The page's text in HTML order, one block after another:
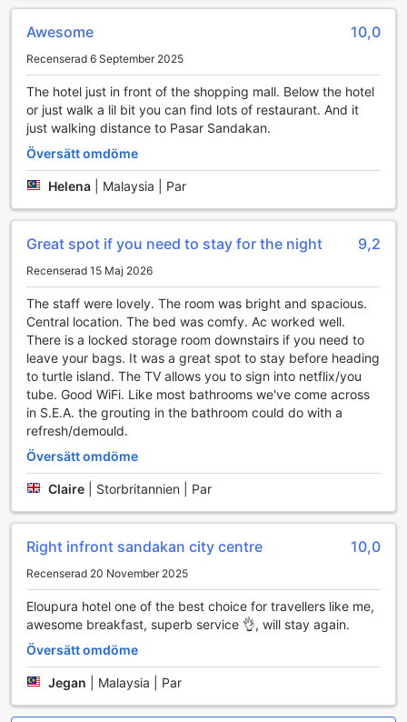
samt en kaffemaskin och te-kokare för att brygga en varm
kopp kaffe eller te närhelst du önskar. Dessutom erbjuds
ännu mer bekväm.
kan njuta av utsikten och den friska luften. För att
säkerställa din komfort är rummen utrustade med
blackoutgardiner, lyxiga sängkläder och fräscha
handdukar. Badrummen är försedda med högkvalitativa
toalettartiklar och en hårtork, vilket gör det enkelt att
fräscha upp sig efter en dag av äventyr. Varje morgon kan
du även se fram emot en daglig tidning för att hålla dig
Hotel är varje detalj utformad för att ge dig en minnesvärd
och njutbar upplevelse.
Matupplevelser på The Elopura Hotel
The Elopura Hotel erbjuder en fantastisk matsal där
gästerna kan njuta av en varierad och välsmakande
frukostbuffé varje morgon. Denna buffé är en perfekt start
på dagen, med ett brett utbud av både lokala och
internationella rätter som tillfredsställer alla smaker. Från
färska frukter och bakverk till hjärtligasi omeletter och
traditionella malaysiska delikatesser, finns det något för alla
att njuta av. Atmosfären är inbjudande och avkopplande,
vilket gör det till en perfekt plats att samla energi inför
dagens äventyr i Sandakan.
Hotellets restaurang är en annan höjdpunkt, där gästerna
kan avnjuta en måltid i en elegant och bekväm miljö. Här
serveras en blandning av lokala specialiteter och
internationella rätter, tillagade med färska ingredienser och
en passion för smak. Oavsett om du är sugen på en lätt
lunch eller en romantisk middag, erbjuder restaurangen en
unik kulinarisk upplevelse som gör din vistelse på The
Elopura Hotel ännu mer minnesvärd.
Rummens utbud på The Elopura Hotel
The Elopura Hotel erbjuder en rad välutformade rum som
Awesome 10,0
Recenserad 6 September 2025
The hotel just in front of the shopping mall. Below the hotel
or just walk a lil bit you can find lots of restaurant. And it
just walking distance to Pasar Sandakan.
Översätt omdöme
Helena Malaysia | Par
Great spot if you need to stay for the night 9,2
Recenserad 15 Maj 2026
The staff were lovely. The room was bright and spacious.
Central location. The bed was comfy. Ac worked well.
There is a locked storage room downstairs if you need to
leave your bags. It was a great spot to stay before heading
to turtle island. The TV allows you to sign into netflix/you
tube. Good WiFi. Like most bathrooms we've come across
in S.E.A. the grouting in the bathroom could do with a
refresh/demould.
Översätt omdöme
Claire Storbritannien | Par
Right infront sandakan city centre 10,0
Recenserad 20 November 2025
Eloupura hotel one of the best choice for travellers like me,
awesome breakfast, superb service 👌, will stay again.
Översätt omdöme
Jegan Malaysia | Par